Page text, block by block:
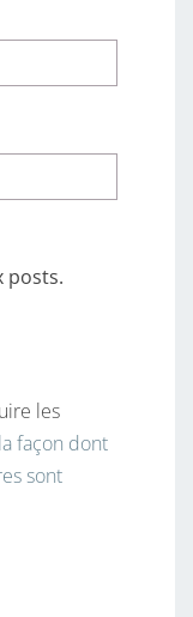
posts.
les
façon dont
sont